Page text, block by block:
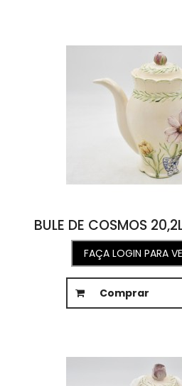
BULE DE COSMOS
FAÇA LOGIN PARA
Comprar